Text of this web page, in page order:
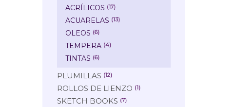
ACRÍLICOS (17)
ACUARELAS (13)
OLEOS (6)
TEMPERA (4)
TINTAS (6)
PLUMILLAS (12)
ROLLOS DE LIENZO (1)
SKETCH BOOKS (7)